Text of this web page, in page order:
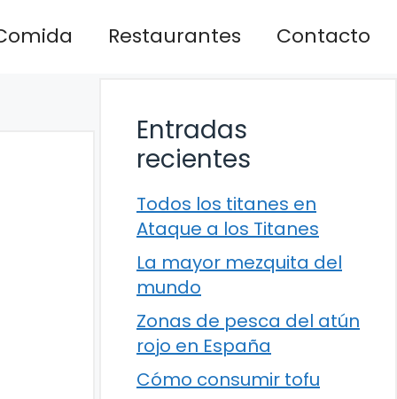
Restaurantes Contacto
Entradas
recientes
Todos los titanes en
Ataque a los Titanes
La mayor mezquita del
mundo
Zonas de pesca del atún
rojo en España
Cómo consumir tofu